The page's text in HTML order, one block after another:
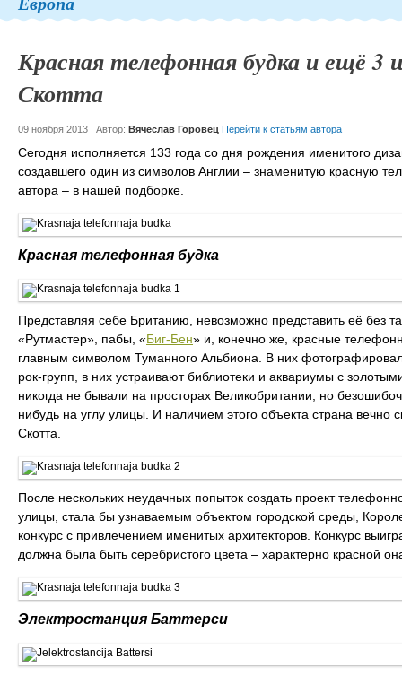
Красная телефонная будка и ещё 3
Скотта
09 ноября 2013 Автор: Вячеслав Горовец Перейти к статьям автора
Сегодня исполняется 133 года со дня рождения именитого
создавшего один из символов Англии – знаменитую красную
автора – в нашей подборке.
Красная телефонная будка
Представляя себе Британию, невозможно представить её без
«Рутмастер», пабы, «Биг-Бен» и, конечно же, красные
главным символом Туманного Альбиона. В них
рок-групп, в них устраивают библиотеки и аквариумы с
никогда не бывали на просторах Великобритании, но
нибудь на углу улицы. И наличием этого объекта страна вечно
Скотта.
После нескольких неудачных попыток создать проект
улицы, стала бы узнаваемым объектом городской среды,
конкурс с привлечением именитых архитекторов. Конкурс
должна была быть серебристого цвета – характерно красной
Электростанция Баттерси